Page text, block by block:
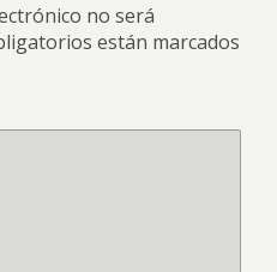
no será
están marcados